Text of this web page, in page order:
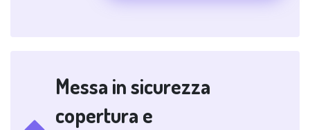
Messa in sicurezza
copertura e